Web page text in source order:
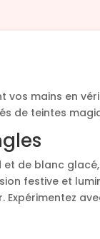
vos mains en
de teintes
de blanc
festive et